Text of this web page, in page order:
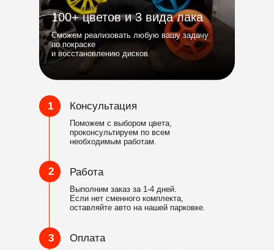
100+ цветов и 3 вида лака
Сможем реализовать любую вашу задачу
по покраске
и восстановлению дисков
1
2
3
Консультация
Поможем с выбором цвета,
проконсультируем по всем
необходимым работам.
Работа
Выполним заказ за 1-4 дней.
Если нет сменного комплекта,
оставляйте авто на нашей парковке.
Оплата